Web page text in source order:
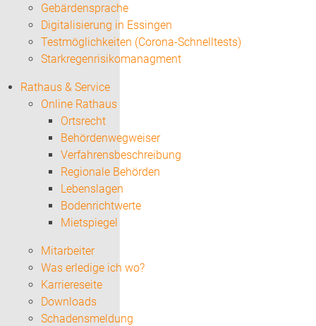
Gebärdensprache
Digitalisierung in Essingen
Testmöglichkeiten (Corona-Schnelltests)
Starkregenrisikomanagment
Rathaus & Service
Online Rathaus
Ortsrecht
Behördenwegweiser
Verfahrensbeschreibung
Regionale Behörden
Lebenslagen
Bodenrichtwerte
Mietspiegel
Mitarbeiter
Was erledige ich wo?
Karriereseite
Downloads
Schadensmeldung